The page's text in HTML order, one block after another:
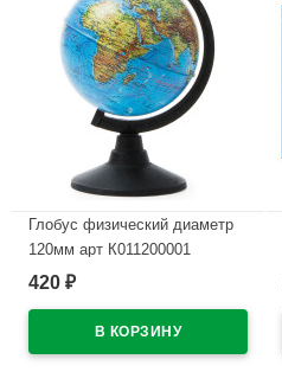
Глобус физический диаметр
120мм арт К011200001
В наличии
420 ₽